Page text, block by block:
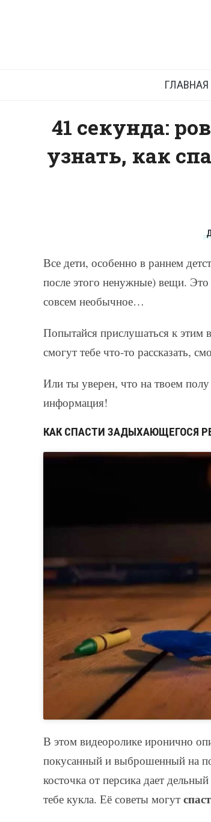
ГЛАВНАЯ
41 секунда:
узнать, как
Все дети, особенно в раннем
после этого ненужные) вещи.
совсем необычное…
Попытайся прислушаться к
смогут тебе что-то рассказать,
Или ты уверен, что на твоем
информация!
КАК СПАСТИ ЗАДЫХАЮЩЕГОСЯ
В этом видеоролике иронично
покусанный и выброшенный на
косточка от персика дает
тебе кукла. Её советы могут